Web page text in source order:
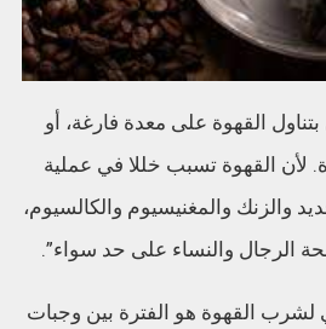
القهوة على معدة فارغة، أو
لأن القهوة تسبب خللا في عملية
والزنك والمغنيسيوم والكالسيوم،
الرجال والنساء على حد سواء”.
لشرب القهوة هو الفترة بين وجبات